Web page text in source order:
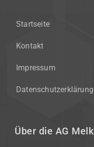
Startseite
Kontakt
Impressum
Datenschutzerklärung
Über die AG Melk